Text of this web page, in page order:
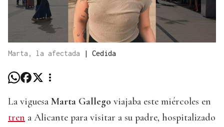
Marta, la afectada | Cedida
La viguesa Marta Gallego viajaba este miércoles en
tren a Alicante para visitar a su padre, hospitalizado